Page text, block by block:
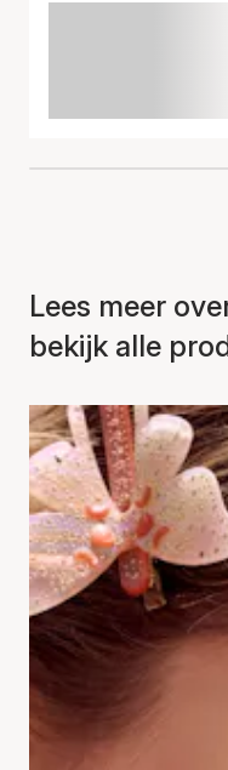
Lees meer
bekijk alle